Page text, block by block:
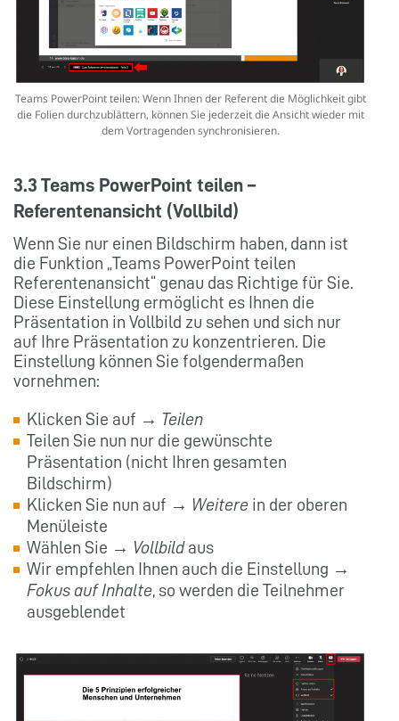
Teams PowerPoint teilen: Wenn Ihnen der Referent die Möglichkeit gibt
die Folien durchzublättern, können Sie jederzeit die Ansicht wieder mit
dem Vortragenden synchronisieren.
3.3 Teams PowerPoint teilen –
Referentenansicht (Vollbild)
Wenn Sie nur einen Bildschirm haben, dann ist
die Funktion „Teams PowerPoint teilen
Referentenansicht“ genau das Richtige für Sie.
Diese Einstellung ermöglicht es Ihnen die
Präsentation in Vollbild zu sehen und sich nur
auf Ihre Präsentation zu konzentrieren. Die
Einstellung können Sie folgendermaßen
vornehmen:
Klicken Sie auf → Teilen
Teilen Sie nun nur die gewünschte
Präsentation (nicht Ihren gesamten
Bildschirm)
Klicken Sie nun auf → Weitere in der oberen
Menüleiste
Wählen Sie → Vollbildaus
Wir empfehlen Ihnen auch die Einstellung →
Fokus auf Inhalte , so werden die Teilnehmer
ausgeblendet